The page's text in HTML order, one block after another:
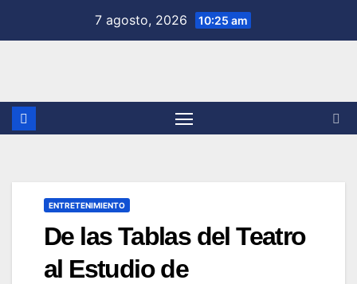
7 agosto, 2026 10:25 am
ENTRETENIMIENTO
De las Tablas del Teatro
al Estudio de